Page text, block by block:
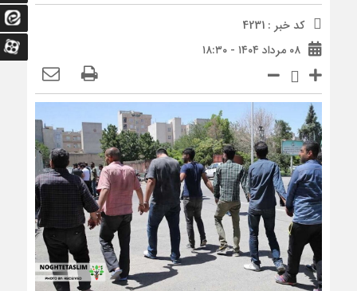
کد خبر : 4231
۰۸ مرداد ۱۴۰۴ - ۱۸:۳۰